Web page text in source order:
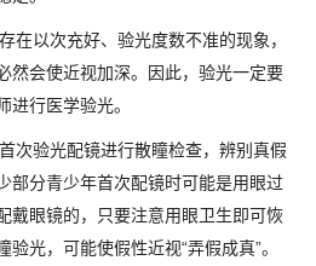
在以次充好、验光度数不准的现象，
然会使近视加深。因此，验光一定要
进行医学验光。
次验光配镜进行散瞳检查，辨别真假
部分青少年首次配镜时可能是用眼过
戴眼镜的，只要注意用眼卫生即可恢
光，可能使假性近视“弄假成真”。